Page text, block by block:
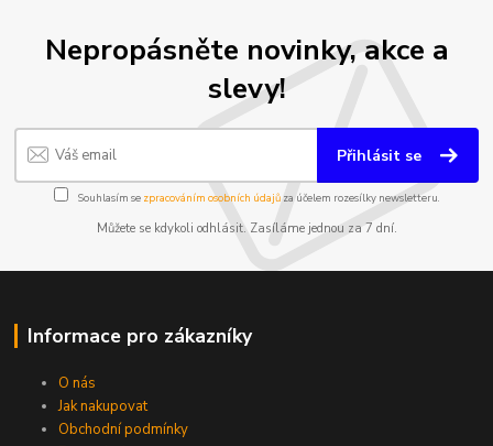
Nepropásněte novinky, akce a
slevy!
Přihlásit se
Souhlasím se zpracováním osobních údajůza účelem rozesílky newsletteru.
Můžete se kdykoli odhlásit. Zasíláme jednou za 7 dní.
Informace pro zákazníky
O nás
Jak nakupovat
Obchodní podmínky